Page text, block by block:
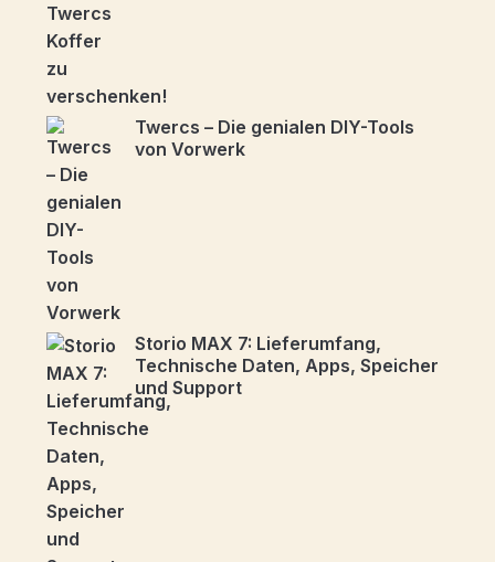
Twercs – Die genialen DIY-Tools
von Vorwerk
Storio MAX 7: Lieferumfang,
Technische Daten, Apps, Speicher
und Support